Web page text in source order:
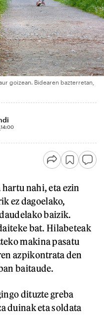
goizean. Bidearen bazterretan,
14:00
nahi, eta ezin
ez dagoelako,
baizik.
bat. Hilabeteak
makina pasatu
azpikontrata den
baitaude.
dituzte greba
duinak eta soldata